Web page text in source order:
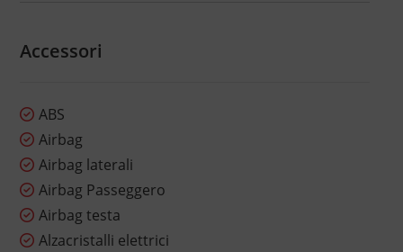
Accessori
ABS
Airbag
Airbag laterali
Airbag Passeggero
Airbag testa
Alzacristalli elettrici